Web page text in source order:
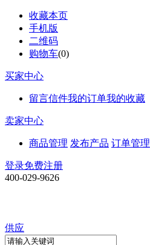
收藏本页
手机版
二维码
购物车(0)
买家中心
留言信件我的订单我的收藏
卖家中心
商品管理 发布产品 订单管理
登录免费注册
400-029-9626
供应